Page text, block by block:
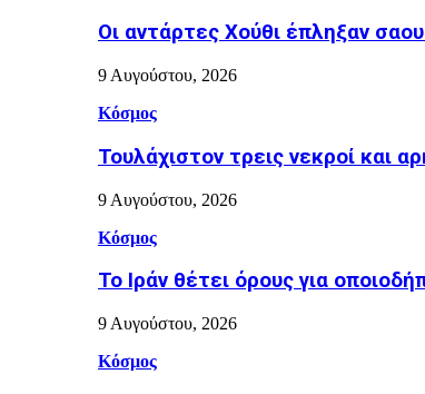
Οι αντάρτες Χούθι έπληξαν
9 Αυγούστου, 2026
Κόσμος
Τουλάχιστον τρεις νεκροί και
9 Αυγούστου, 2026
Κόσμος
Το Ιράν θέτει όρους για
9 Αυγούστου, 2026
Κόσμος